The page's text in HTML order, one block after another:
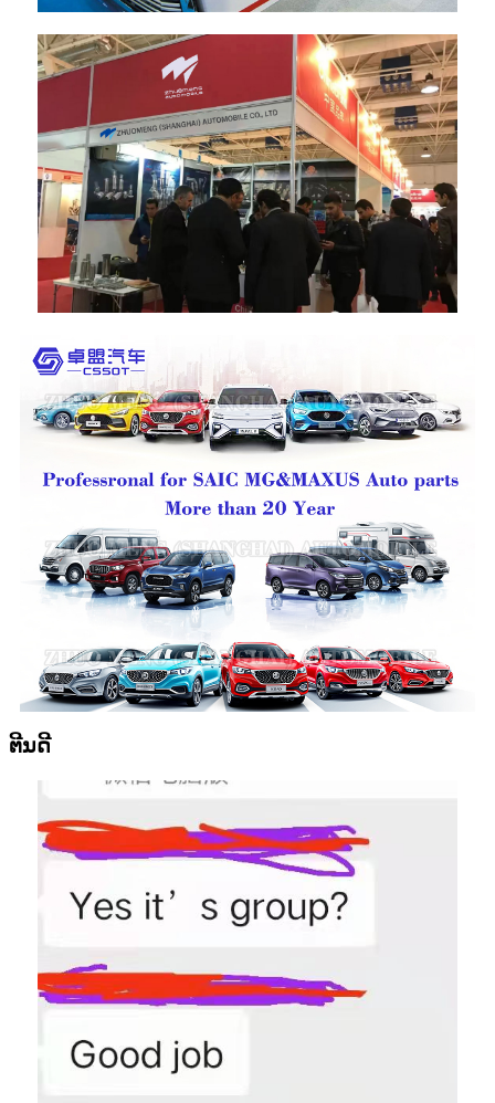
ຕີນດີ